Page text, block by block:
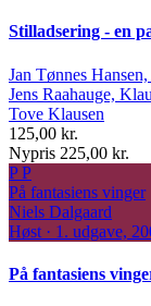
Stilladsering - en
Jan Tønnes
Jens Raahauge,
Tove Klausen
125,00 kr.
Nypris 225,00 kr.
P P
På fantasiens vinger
Niels Dalgaard
Høst · 1. udgave,
På fantasiens